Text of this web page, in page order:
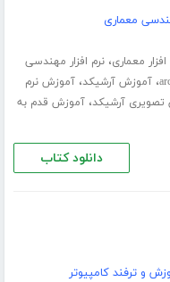
معماری
معماری،نرم افزار مهندسی
،آموزش آرشیکد،آموزش نرم
آرشیکد،آموزش قدم به
دانلود کتاب
و ترفند کامپیوتر